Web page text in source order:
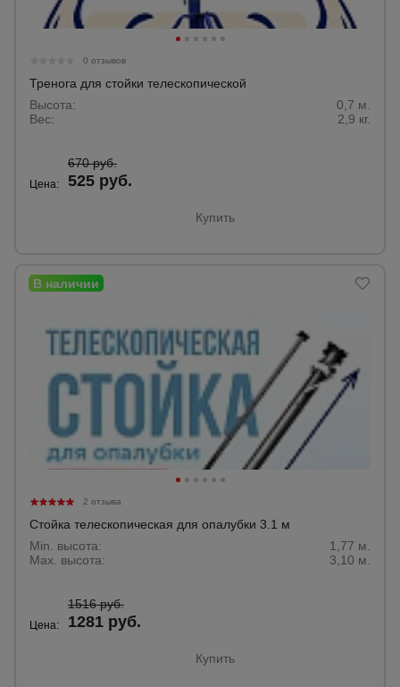
0 отзывов
Тренога для стойки телескопической
Высота:
0,7 м.
Вес:
2,9 кг.
Цена:
670 руб.
525 руб.
Купить
2 отзыва
Стойка телескопическая для опалубки 3.1 м
Min. высота:
1,77 м.
Max. высота:
3,10 м.
Цена:
1516 руб.
1281 руб.
Купить
склада
Тачки
Сварочные
аппараты
Тепловые
пушки